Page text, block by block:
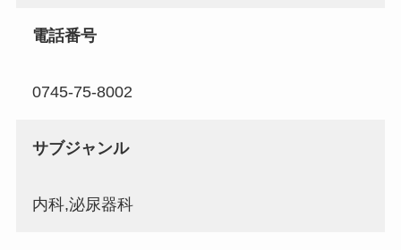
電話番号
0745-75-8002
サブジャンル
内科,泌尿器科